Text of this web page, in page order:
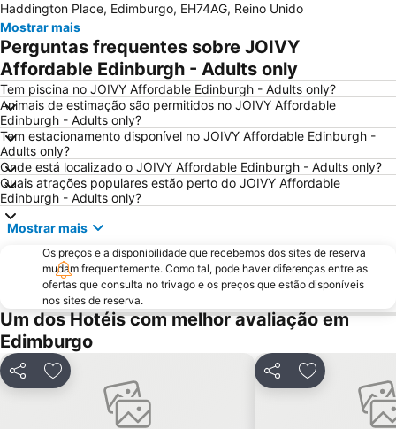
Museu Nacional da Escócia
Leith
City Art Centre
The Royal Mile Gallery
St James Quarter
Rosslyn Chapel
The Witchery by the Castle
Edinburgh Park
Scott Monument
Stockbridge
Marchmont
Cowgate
Greyfriars Kirk
Holyrood Park
Portobello
Braid Hills
Edinburgh Zoo
Royal Botanic Garden Edinburgh
University of Edinburgh
Edinburgh Marathon Festival
Ocean Terminal
EICC
Dean Village
Morningside
Currie
Gleneagles Golf Resort
Haddington Place, Edimburgo, EH74AG, Reino Unido
Mostrar mais
Perguntas frequentes sobre JOIVY
Affordable Edinburgh - Adults only
Tem piscina no JOIVY Affordable Edinburgh - Adults only?
Animais de estimação são permitidos no JOIVY Affordable
Edinburgh - Adults only?
Tem estacionamento disponível no JOIVY Affordable Edinburgh -
Adults only?
Onde está localizado o JOIVY Affordable Edinburgh - Adults only?
Quais atrações populares estão perto do JOIVY Affordable
Edinburgh - Adults only?
Mostrar mais
Os preços e a disponibilidade que recebemos dos sites de reserva
mudam frequentemente. Como tal, pode haver diferenças entre as
ofertas que consulta no trivago e os preços que estão disponíveis
nos sites de reserva.
Um dos Hotéis com melhor avaliação em
Edimburgo
PartilharAdicionar aos favoritos PartilharAdicionar